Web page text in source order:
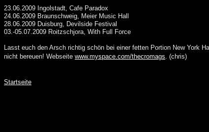
23.06.2009 Ingolstadt, Cafe Paradox
24.06.2009 Braunschweig, Meier Music Hall
28.06.2009 Duisburg, Devilside Festival
03.-05.07.2009 Roitzschjora, With Full Force
Lasst euch den Arsch richtig schön bei einer fetten Portion New York
nicht bereuen! Webseite www.myspace.com/thecromags. (chris)
Startseite